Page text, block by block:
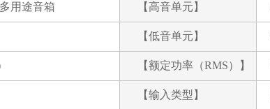
用途音箱 【高音单元】
【低音单元】
【额定功率（RMS）】
【输入类型】